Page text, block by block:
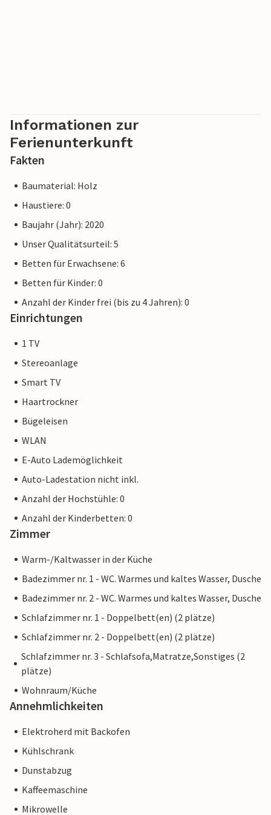
Informationen zur
Ferienunterkunft
Fakten
Baumaterial: Holz
Haustiere: 0
Baujahr (Jahr): 2020
Unser Qualitätsurteil: 5
Betten für Erwachsene: 6
Betten für Kinder: 0
Anzahl der Kinder frei (bis zu 4 Jahren): 0
Einrichtungen
1 TV
Stereoanlage
Smart TV
Haartrockner
Bügeleisen
WLAN
E-Auto Lademöglichkeit
Auto-Ladestation nicht inkl.
Anzahl der Hochstühle: 0
Anzahl der Kinderbetten: 0
Zimmer
Warm-/Kaltwasser in der Küche
Badezimmer nr. 1 - WC. Warmes und kaltes Wasser, Dusche
Badezimmer nr. 2 - WC. Warmes und kaltes Wasser, Dusche
Schlafzimmer nr. 1 - Doppelbett(en) (2 plätze)
Schlafzimmer nr. 2 - Doppelbett(en) (2 plätze)
Schlafzimmer nr. 3 - Schlafsofa,Matratze,Sonstiges (2
plätze)
Wohnraum/Küche
Annehmlichkeiten
Elektroherd mit Backofen
Kühlschrank
Dunstabzug
Kaffeemaschine
Mikrowelle